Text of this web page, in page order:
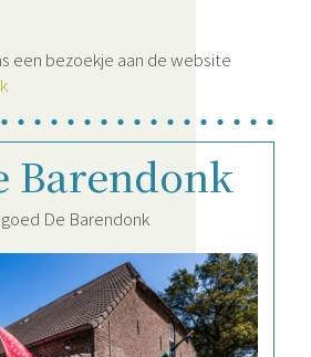
een bezoekje aan de website
Barendonk
De Barendonk